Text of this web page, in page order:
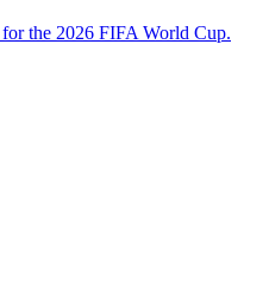
the 2026 FIFA World Cup.